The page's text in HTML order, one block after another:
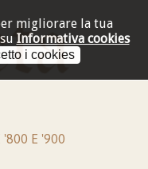
migliorare la tua
Informativa cookies
i cookies
'800 E '900